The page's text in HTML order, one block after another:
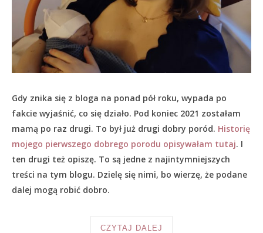
Gdy znika się z bloga na ponad pół roku, wypada po
fakcie wyjaśnić, co się działo. Pod koniec 2021 zostałam
mamą po raz drugi. To był już drugi dobry poród. Historię
mojego pierwszego dobrego porodu opisywałam tutaj. I
ten drugi też opiszę. To są jedne z najintymniejszych
treści na tym blogu. Dzielę się nimi, bo wierzę, że podane
dalej mogą robić dobro.
CZYTAJ DALEJ